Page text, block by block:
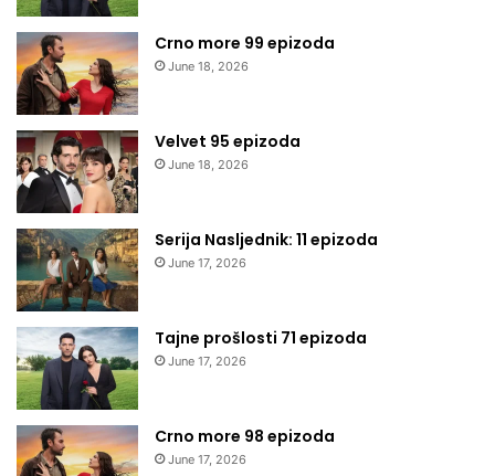
Crno more 99 epizoda
June 18, 2026
Velvet 95 epizoda
June 18, 2026
Serija Nasljednik: 11 epizoda
June 17, 2026
Tajne prošlosti 71 epizoda
June 17, 2026
Crno more 98 epizoda
June 17, 2026